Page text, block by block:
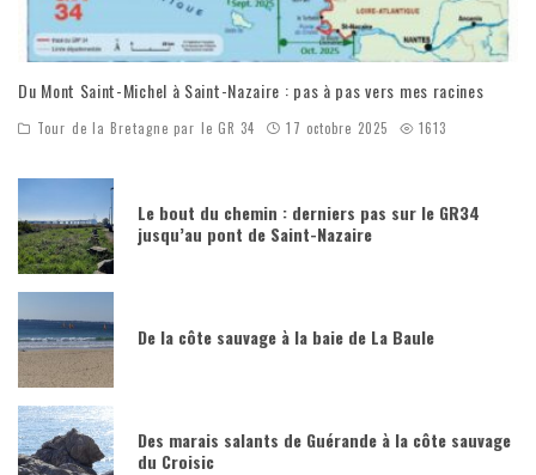
Du Mont Saint-Michel à Saint-Nazaire : pas à pas vers mes racines
Tour de la Bretagne par le GR 34 17 octobre 2025 1613
Le bout du chemin : derniers pas sur le GR34
jusqu’au pont de Saint-Nazaire
De la côte sauvage à la baie de La Baule
Des marais salants de Guérande à la côte sauvage
du Croisic